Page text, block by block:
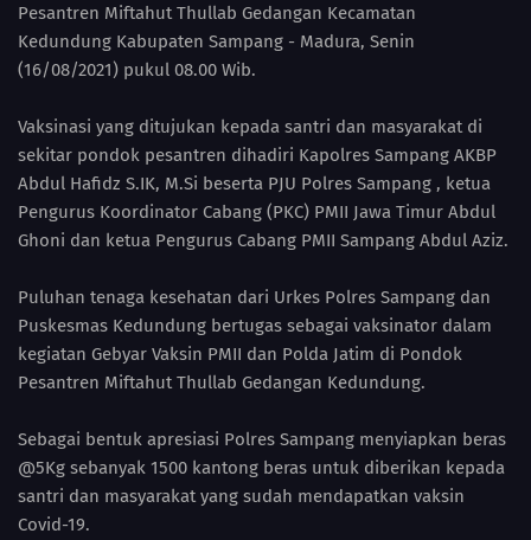
Pesantren Miftahut Thullab Gedangan Kecamatan
Kedundung Kabupaten Sampang - Madura, Senin
(16/08/2021) pukul 08.00 Wib.
Vaksinasi yang ditujukan kepada santri dan masyarakat di
sekitar pondok pesantren dihadiri Kapolres Sampang AKBP
Abdul Hafidz S.IK, M.Si beserta PJU Polres Sampang , ketua
Pengurus Koordinator Cabang (PKC) PMII Jawa Timur Abdul
Ghoni dan ketua Pengurus Cabang PMII Sampang Abdul Aziz.
Puluhan tenaga kesehatan dari Urkes Polres Sampang dan
Puskesmas Kedundung bertugas sebagai vaksinator dalam
kegiatan Gebyar Vaksin PMII dan Polda Jatim di Pondok
Pesantren Miftahut Thullab Gedangan Kedundung.
Sebagai bentuk apresiasi Polres Sampang menyiapkan beras
@5Kg sebanyak 1500 kantong beras untuk diberikan kepada
santri dan masyarakat yang sudah mendapatkan vaksin
Covid-19.